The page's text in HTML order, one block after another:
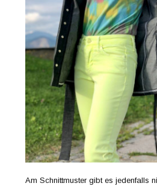
Am Schnittmuster gibt es jedenfalls